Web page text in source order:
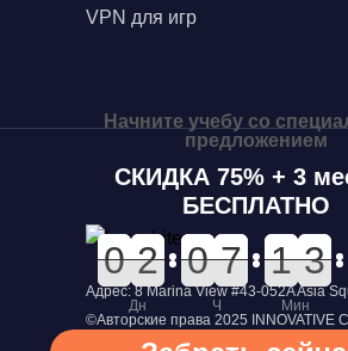
VPN для игр
Адрес: 8 Marina View #43-052A Asia
©Авторские права 2025 INNOVATIVE
Начните учебу со
предложением
СКИДКА 75% + 3
БЕСПЛАТНО
0
0
0
0 0
0
2
2 0
0
0
0 0
0
7
7 0
0
1
1 0
0
3
3
Дн Ч Мин